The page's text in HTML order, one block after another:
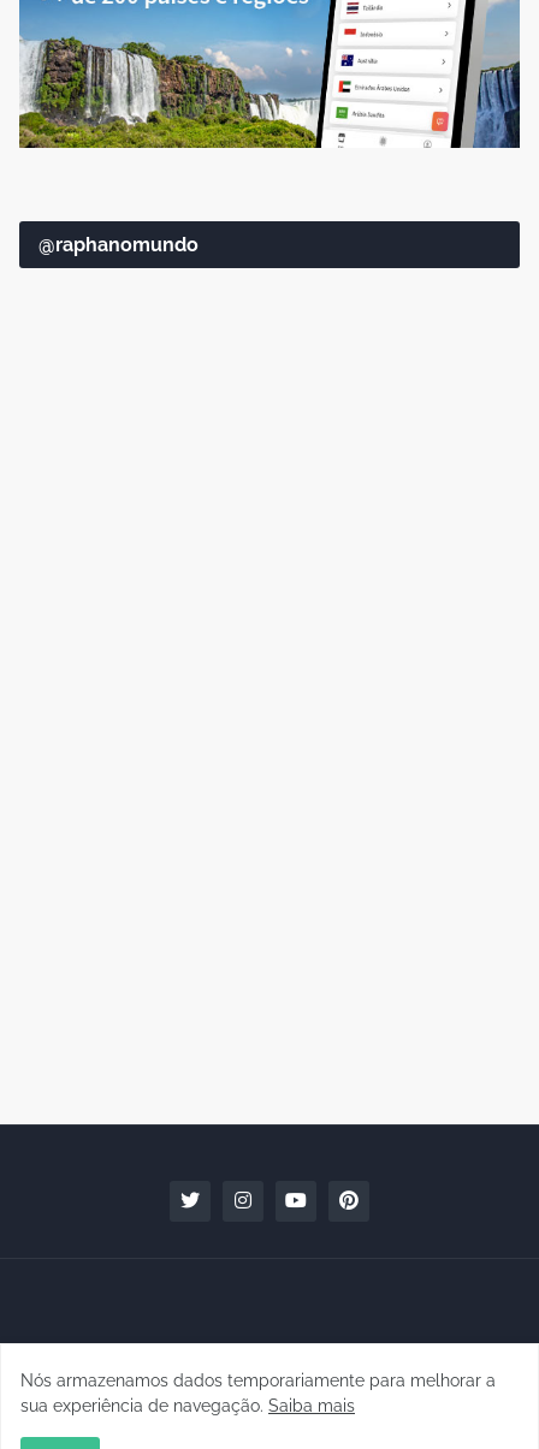
@raphanomundo
Copyright © 2010 - 2026 | raphanomundo
Nós armazenamos dados temporariamente para melhorar a
sua experiência de navegação. Saiba mais